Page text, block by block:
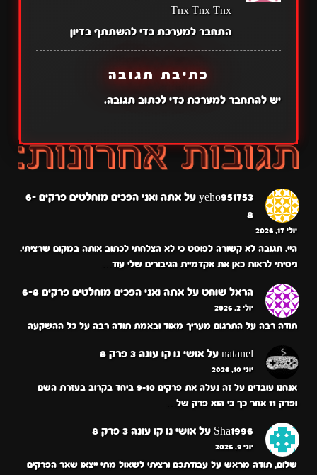
Tnx Tnx Tnx
התחבר למערכת כדי להשתתף בדיון
כתיבת תגובה
יש להתחבר למערכתכדי לכתוב תגובה.
yeho951753 על
אתה ואני הפכים מוחלטים פרקים 6-
8
יולי 17, 2026
היי. תגובה לא קשורה לפוסט כי לא הצלחתי לכתוב אותה במקום שרציתי.
ניסיתי לראות כאן את אקדמיית הגיבורים שלי עוד…
הראל שוחט על אתה ואני הפכים מוחלטים פרקים 6-8
יולי 2, 2026
תודה רבה על התרגום מעריך מאוד ובאמת תודה רבה על כל ההשקעה
natanel על אושי נו קו עונה 3 פרק 8
יוני 10, 2026
אנחנו עובדים על זה נעלה את פרקים 9-10 ביחד בקרוב בעזרת השם
ופרק 11 אחר כך כי הוא פרק של…
Sha1996 על אושי נו קו עונה 3 פרק 8
יוני 9, 2026
שלום, תודה מראש על עבודתכם ורציתי לשאול מתי ייצאו שאר הפרקים